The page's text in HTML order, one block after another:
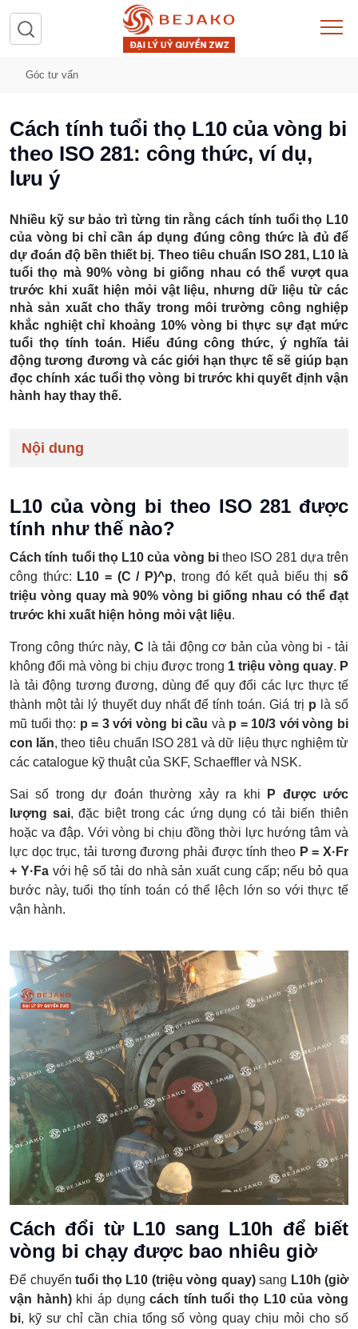
Góc tư vấn
Cách tính tuổi thọ L10 của vòng bi
theo ISO 281: công thức, ví dụ,
lưu ý
Nhiều kỹ sư bảo trì từng tin rằng cách tính tuổi thọ L10
của vòng bi chỉ cần áp dụng đúng công thức là đủ để
dự đoán độ bền thiết bị. Theo tiêu chuẩn ISO 281, L10 là
tuổi thọ mà 90% vòng bi giống nhau có thể vượt qua
trước khi xuất hiện mỏi vật liệu, nhưng dữ liệu từ các
nhà sản xuất cho thấy trong môi trường công nghiệp
khắc nghiệt chỉ khoảng 10% vòng bi thực sự đạt mức
tuổi thọ tính toán. Hiểu đúng công thức, ý nghĩa tải
động tương đương và các giới hạn thực tế sẽ giúp bạn
đọc chính xác tuổi thọ vòng bi trước khi quyết định vận
hành hay thay thế.
Nội dung
L10 của vòng bi theo ISO 281 được
tính như thế nào?
Cách tính tuổi thọ L10 của vòng bitheo ISO 281 dựa trên
công thức: L10 = (C / P)^p, trong đó kết quả biểu thịsố
triệu vòng quay mà 90% vòng bi giống nhau có thể đạt
trước khi xuất hiện hỏng mỏi vật liệu.
Trong công thức này,C là tải động cơ bản của vòng bi - tải
không đổi mà vòng bi chịu được trong 1 triệu vòng quay. P
là tải động tương đương, dùng để quy đổi các lực thực tế
thành một tải lý thuyết duy nhất để tính toán. Giá trị p là số
mũ tuổi thọ: p = 3 với vòng bi cầu và p = 10/3 với vòng bi
con lăn, theo tiêu chuẩn ISO 281 và dữ liệu thực nghiệm từ
các catalogue kỹ thuật của SKF, Schaeffler và NSK.
Sai số trong dự đoán thường xảy ra khi
P được ước
lượng sai, đặc biệt trong các ứng dụng có tải biến thiên
hoặc va đập. Với vòng bi chịu đồng thời lực hướng tâm và
lực dọc trục, tải tương đương phải được tính theo P = X·Fr
+ Y·Favới hệ số tải do nhà sản xuất cung cấp; nếu bỏ qua
bước này, tuổi thọ tính toán có thể lệch lớn so với thực tế
vận hành.
Cách đổi từ L10 sang L10h để biết
vòng bi chạy được bao nhiêu giờ
Để chuyển tuổi thọ L10 (triệu vòng quay)sang L10h (giờ
vận hành)khi áp dụngcách tính tuổi thọ L10 của vòng
bi, kỹ sư chỉ cần chia tổng số vòng quay chịu mỏi cho số